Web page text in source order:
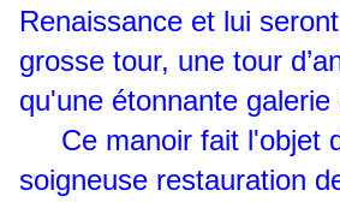
Renaissance et lui
grosse tour, une tour
qu'une étonnante galerie
Ce manoir fait l'objet
soigneuse restauration